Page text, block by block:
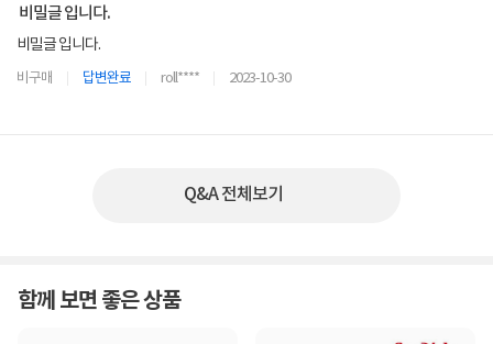
비밀글 입니다.
비밀글 입니다.
비구매 답변완료 roll**** 2023-10-30
Q&A 전체보기
함께 보면 좋은 상품